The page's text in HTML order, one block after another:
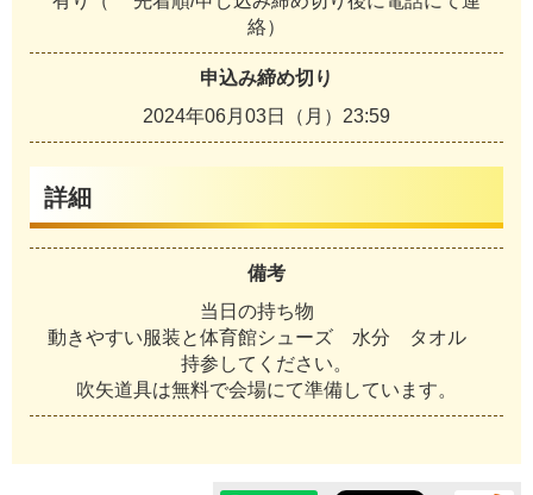
絡）
申込み締め切り
2024年06月03日（月）23:59
詳細
備考
当日の持ち物
動きやすい服装と体育館シューズ 水分 タオル
持参してください。
吹矢道具は無料で会場にて準備しています。